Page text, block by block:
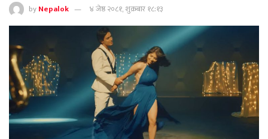
byNepalok ४ जेष्ठ २०८१, शुक्रबार १८:१३